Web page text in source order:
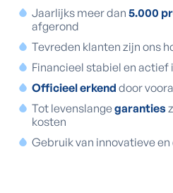
Jaarlijks meer dan 5.000
afgerond
Tevreden klanten zijn ons
Financieel stabiel en actief
Officieel erkend door
Tot levenslangegaranties
kosten
Gebruik van innovatieve